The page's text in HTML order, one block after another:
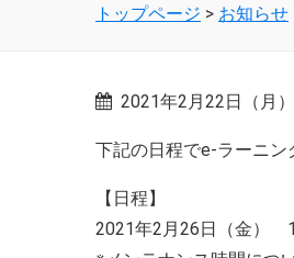
トップページ > お知らせ
2021年2月22日（月）
下記の日程でe-ラーニン
【日程】
2021年2月26日（金）